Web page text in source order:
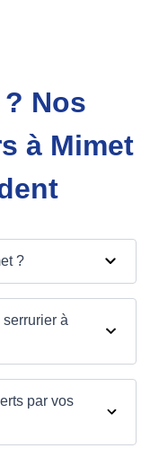
Nos
à Mimet
?
à
par vos